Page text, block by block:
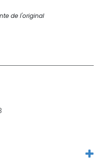
de l'original